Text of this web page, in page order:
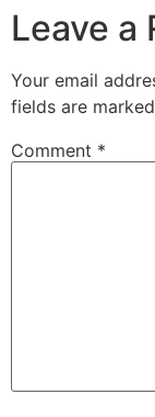
Leave a
Your email
fields are marked
Comment *